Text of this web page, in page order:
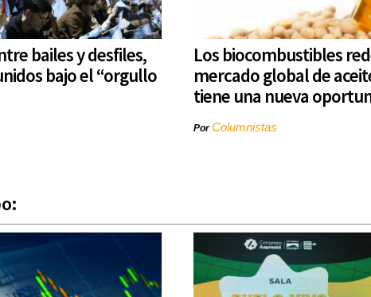
bailes y desfiles,
bajo el “orgullo
Los biocombustibles
mercado global de
tiene una nueva
PorColumnistas